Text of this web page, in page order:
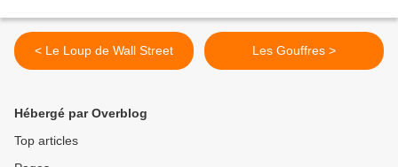
< Le Loup de Wall Street Les Gouffres >
Hébergé par Overblog
Top articles